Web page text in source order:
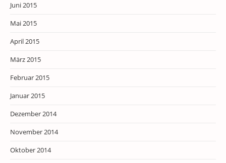
Juni 2015
Mai 2015
April 2015
März 2015
Februar 2015
Januar 2015
Dezember 2014
November 2014
Oktober 2014